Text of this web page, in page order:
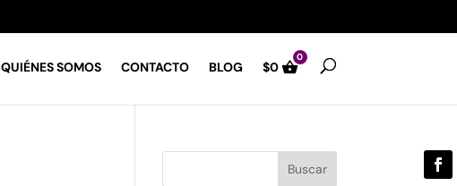
QUIÉNES SOMOS CONTACTO BLOG $0
0